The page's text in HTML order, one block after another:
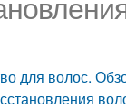
для волос.